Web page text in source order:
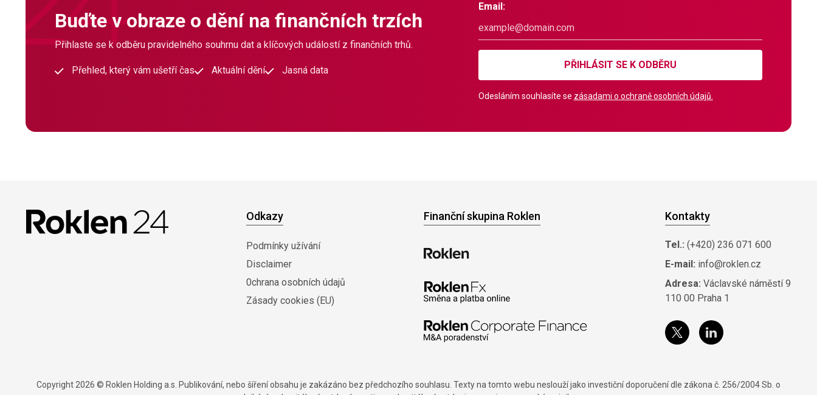
Buďte v obraze o dění na finančních trzích
Přihlaste se k odběru pravidelného souhrnu dat a klíčových událostí z finančních trhů.
Přehled, který vám ušetří čas Aktuální dění Jasná data
Email:
PŘIHLÁSIT SE K ODBĚRU
Odesláním souhlasíte se zásadami o ochraně osobních údajů.
Odkazy
Podmínky užívání
Disclaimer
0chrana osobních údajů
Zásady cookies (EU)
Finanční skupina Roklen Kontakty
Tel.: (+420) 236 071 600
E-mail: info@roklen.cz
Adresa: Václavské náměstí 9
110 00 Praha 1
Copyright 2026 © Roklen Holding a.s. Publikování, nebo šíření obsahu je zakázáno bez předchozího souhlasu. Texty na tomto webu neslouží jako investiční doporučení dle zákona č. 256/2004 Sb. o